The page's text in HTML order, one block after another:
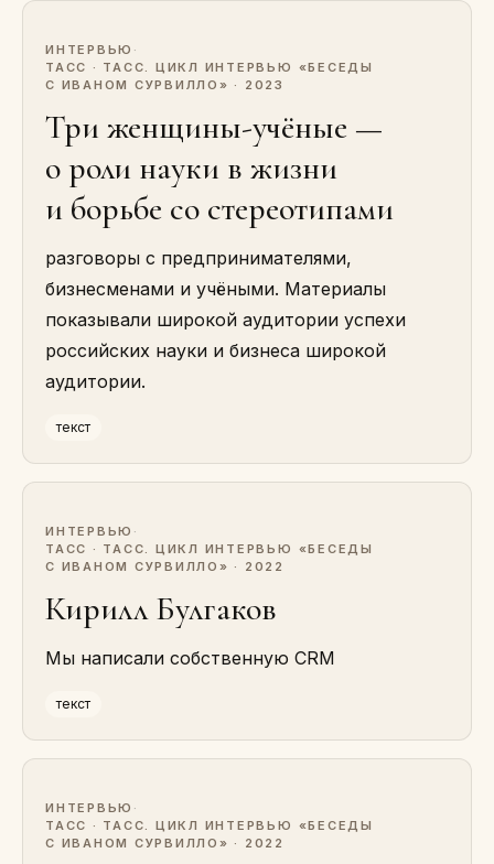
ИНТЕРВЬЮ ·
ТАСС · ТАСС. ЦИКЛ ИНТЕРВЬЮ «БЕСЕДЫ
С ИВАНОМ СУРВИЛЛО» · 2023
Три женщины-учёные —
о роли науки в жизни
и борьбе со стереотипами
разговоры с предпринимателями,
бизнесменами и учёными. Материалы
показывали широкой аудитории успехи
российских науки и бизнеса широкой
аудитории.
текст
ИНТЕРВЬЮ ·
ТАСС · ТАСС. ЦИКЛ ИНТЕРВЬЮ «БЕСЕДЫ
С ИВАНОМ СУРВИЛЛО» · 2022
Кирилл Булгаков
Мы написали собственную CRM
текст
ИНТЕРВЬЮ ·
ТАСС · ТАСС. ЦИКЛ ИНТЕРВЬЮ «БЕСЕДЫ
С ИВАНОМ СУРВИЛЛО» · 2022